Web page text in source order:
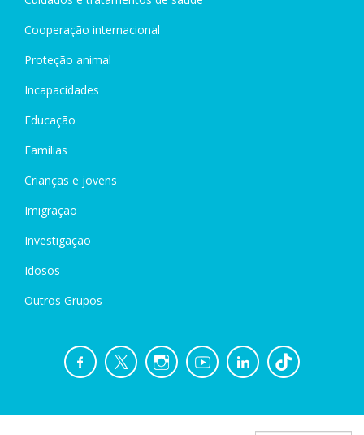
Cooperação internacional
Proteção animal
Incapacidades
Educação
Famílias
Crianças e jovens
Imigração
Investigação
Idosos
Outros Grupos